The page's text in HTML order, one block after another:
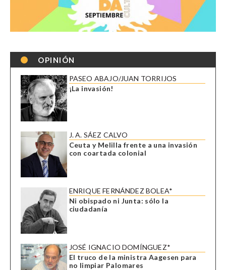
OPINIÓN
PASEO ABAJO/JUAN TORRIJOS
¡La invasión!
J. A. SÁEZ CALVO
Ceuta y Melilla frente a una invasión
con coartada colonial
ENRIQUE FERNÁNDEZ BOLEA*
Ni obispado ni Junta: sólo la
ciudadanía
JOSÉ IGNACIO DOMÍNGUEZ*
El truco de la ministra Aagesen para
no limpiar Palomares